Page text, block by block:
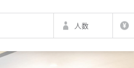
人数